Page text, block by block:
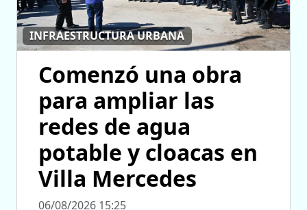
INFRAESTRUCTURA URBANA
Comenzó una obra
para ampliar las
redes de agua
potable y cloacas en
Villa Mercedes
06/08/2026 15:25